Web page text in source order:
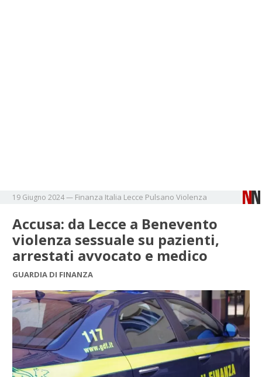
19 Giugno 2024— Finanza Italia Lecce Pulsano Violenza
Accusa: da Lecce a Benevento
violenza sessuale su pazienti,
arrestati avvocato e medico
GUARDIA DI FINANZA